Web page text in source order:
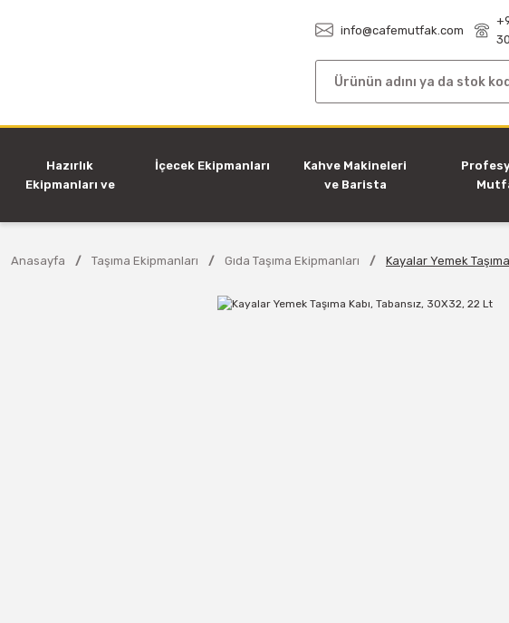
info@cafemutfak.com
Hazırlık
Ekipmanları ve
İçecek Ekipmanları
Kahve Makineleri
ve Barista
Anasayfa Taşıma Ekipmanları Gıda Taşıma Ekipmanları Kayalar Yemek